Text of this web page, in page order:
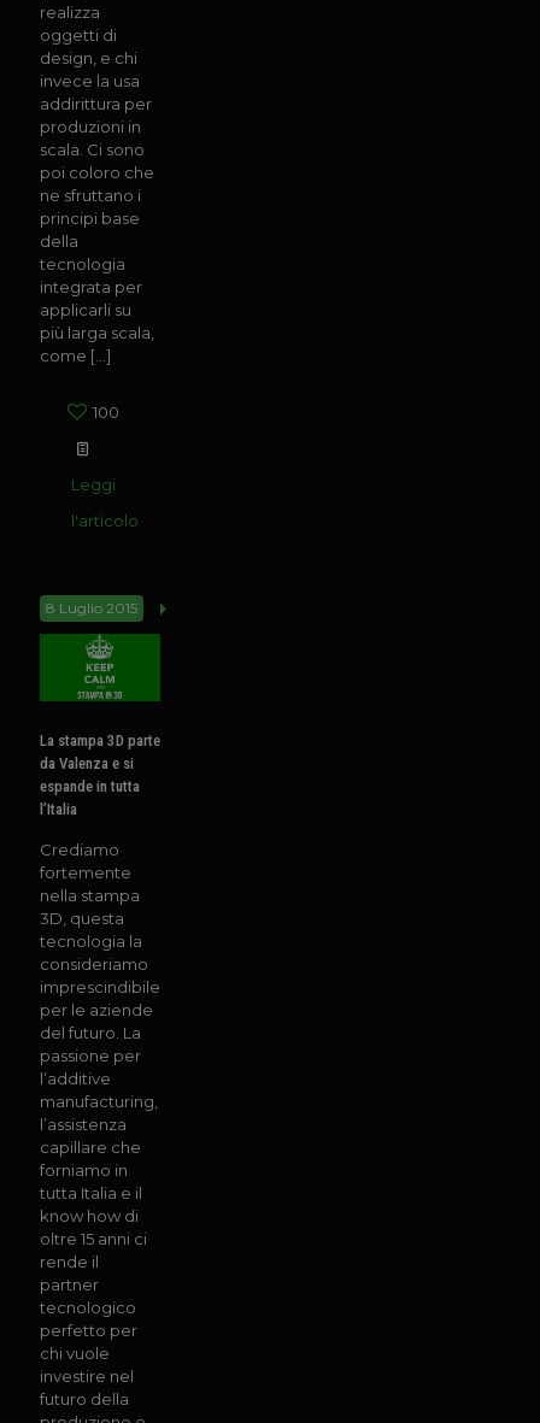
realizza
oggetti di
design, e chi
invece la usa
addirittura per
produzioni in
scala. Ci sono
poi coloro che
ne sfruttano i
principi base
della
tecnologia
integrata per
applicarli su
più larga scala,
come […]
100
Leggi
l'articolo
8 Luglio 2015
La stampa 3D parte
da Valenza e si
espande in tutta
l’Italia
Crediamo
fortemente
nella stampa
3D, questa
tecnologia la
consideriamo
imprescindibile
per le aziende
del futuro. La
passione per
l’additive
manufacturing,
l’assistenza
capillare che
forniamo in
tutta Italia e il
know how di
oltre 15 anni ci
rende il
partner
tecnologico
perfetto per
chi vuole
investire nel
futuro della